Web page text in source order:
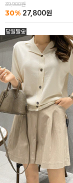
39,900원
30% 27,800원